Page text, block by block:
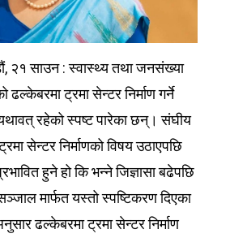
२१ साउन : स्वास्थ्य तथा जनसंख्या
ढल्केबरमा ट्रमा सेन्टर निर्माण गर्ने
रहेको स्पष्ट पारेका छन्। संघीय
सेन्टर निर्माणको विषय उठाएपछि
हुने हो कि भन्ने जिज्ञासा बढेपछि
मार्फत यस्तो स्पष्टिकरण दिएका
ढल्केबरमा ट्रमा सेन्टर निर्माण